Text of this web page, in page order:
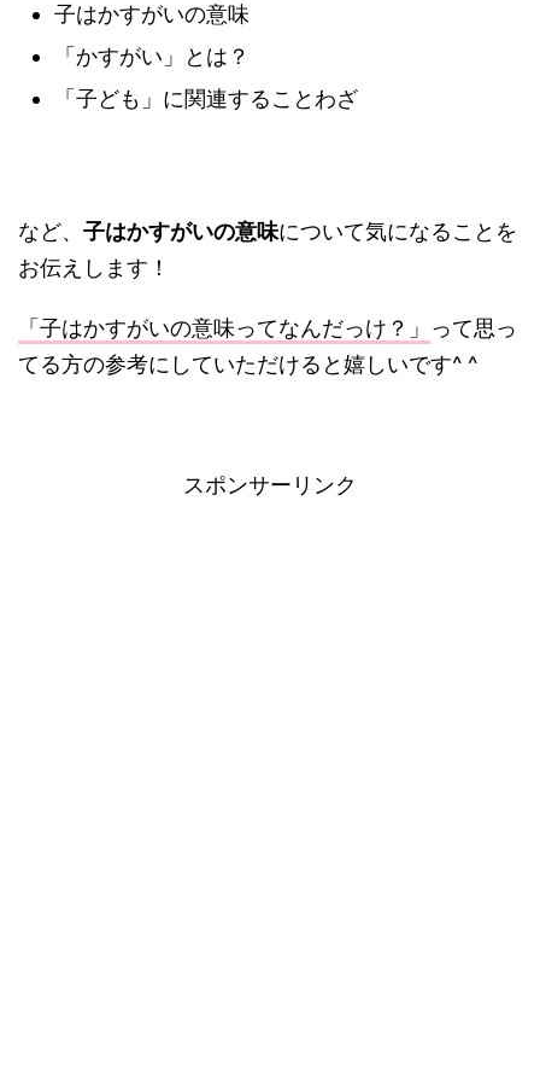
子はかすがいの意味
「かすがい」とは？
「子ども」に関連することわざ
など、 子はかすがいの意味について気になることを
お伝えします！
「子はかすがいの意味ってなんだっけ？」 って思っ
てる方の参考にしていただけると嬉しいです^ ^
スポンサーリンク